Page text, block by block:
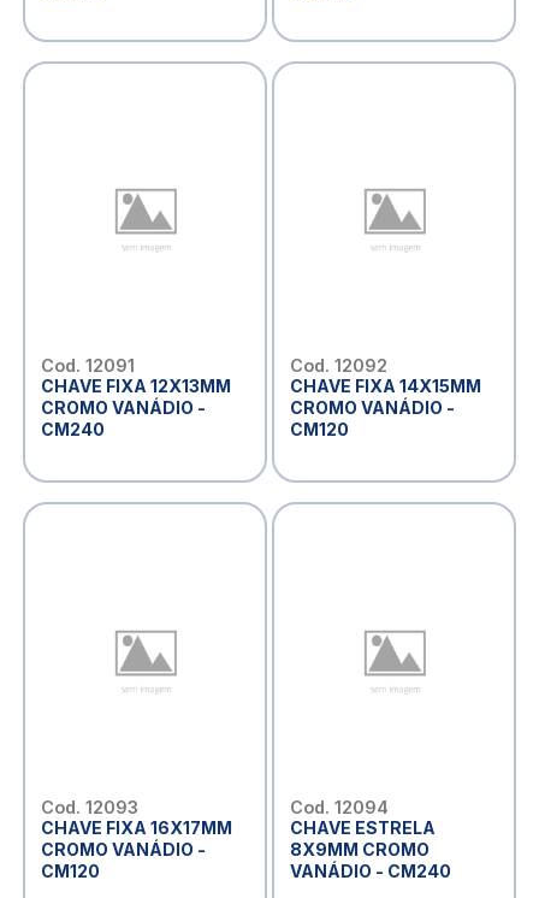
Cod. 12091
CHAVE FIXA 12X13MM
CROMO VANÁDIO -
CM240
Cod. 12092
CHAVE FIXA 14X15MM
CROMO VANÁDIO -
CM120
Cod. 12093
CHAVE FIXA 16X17MM
CROMO VANÁDIO -
CM120
Cod. 12094
CHAVE ESTRELA
8X9MM CROMO
VANÁDIO - CM240